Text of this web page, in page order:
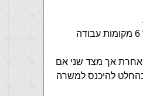
אחרי שנתיים מתחילת הלימודים שלי הצלחתי למצוא עבודה אחרי בערך 6 מקומות עבודה
אחרת אך מצד שני אם
להיכנס למשרה